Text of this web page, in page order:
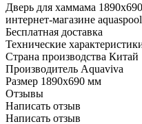
Дверь для хаммама
интернет-магазине
Бесплатная доставка
Технические
Страна производства Китай
Производитель Aquaviva
Размер 1890x690 мм
Отзывы
Написать отзыв
Написать отзыв